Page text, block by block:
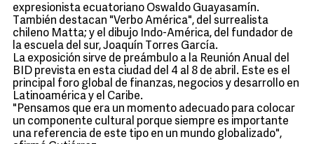
expresionista ecuatoriano Oswaldo Guayasamín.
También destacan "Verbo América", del surrealista
chileno Matta; y el dibujo Indo-América, del fundador de
la escuela del sur, Joaquín Torres García.
La exposición sirve de preámbulo a la Reunión Anual del
BID prevista en esta ciudad del 4 al 8 de abril. Este es el
principal foro global de finanzas, negocios y desarrollo en
Latinoamérica y el Caribe.
"Pensamos que era un momento adecuado para colocar
un componente cultural porque siempre es importante
una referencia de este tipo en un mundo globalizado",